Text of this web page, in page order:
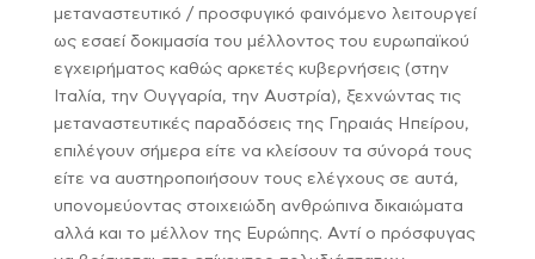
μεταναστευτικό / προσφυγικό φαινόμενο λειτουργεί
ως εσαεί δοκιμασία του μέλλοντος του ευρωπαϊκού
εγχειρήματος καθώς αρκετές κυβερνήσεις (στην
Ιταλία, την Ουγγαρία, την Αυστρία), ξεχνώντας τις
μεταναστευτικές παραδόσεις της Γηραιάς Ηπείρου,
επιλέγουν σήμερα είτε να κλείσουν τα σύνορά τους
είτε να αυστηροποιήσουν τους ελέγχους σε αυτά,
υπονομεύοντας στοιχειώδη ανθρώπινα δικαιώματα
αλλά και το μέλλον της Ευρώπης. Αντί ο πρόσφυγας